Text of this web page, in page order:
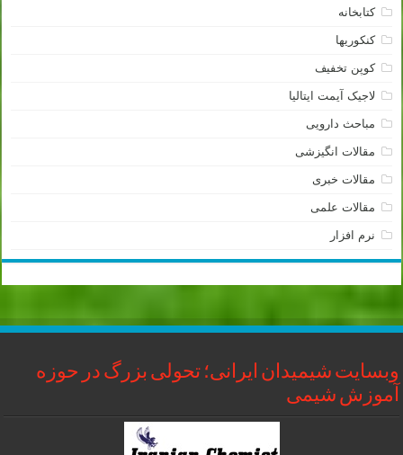
کتابخانه
کنکوریها
کوپن تخفیف
لاجیک آیمت ایتالیا
مباحث دارویی
مقالات انگیزشی
مقالات خبری
مقالات علمی
نرم افزار
وبسایت شیمیدان ایرانی؛ تحولی بزرگ در حوزه
آموزش شیمی